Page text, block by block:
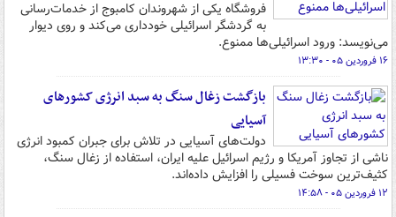
فروشگاه یکی از شهروندان کامبوج از خدمات‌رسانی
به گردشگر اسرائیلی خودداری می‌کند و روی دیوار
می‌نویسد: ورود اسرائیلی‌ها ممنوع.
۱۶ فروردین ۰۵ - ۱۳:۳۰
بازگشت زغال سنگ به سبد انرژی کشورهای
آسیایی
دولت‌های آسیایی در تلاش برای جبران کمبود انرژی
ناشی از تجاوز آمریکا و رژیم اسرائیل علیه ایران، استفاده از زغال سنگ،
کثیف‌ترین سوخت فسیلی را افزایش داده‌اند.
۱۲ فروردین ۰۵ - ۱۴:۵۸